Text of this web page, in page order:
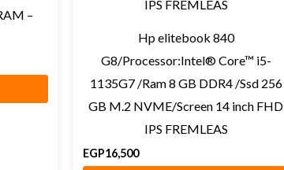
–
Hp elitebook 840
G8/Processor:Intel® Core™ i5-
1135G7 /Ram 8 GB DDR4 /Ssd 256
GB M.2 NVME/Screen 14 inch FHD
IPS FREMLEAS
EGP16,500